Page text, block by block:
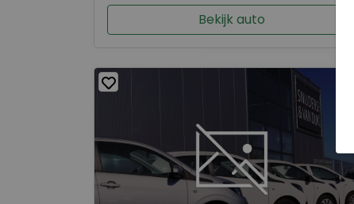
Bekijk auto